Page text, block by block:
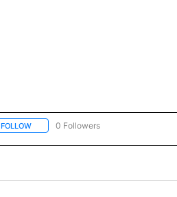
FOLLOWFOLLOW "NOTICIAS" TO RECEIVE
0 Followers